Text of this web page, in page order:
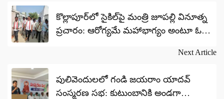
navigation
కొల్లాపూర్‌లో సైకిల్‌పై మంత్రి జూపల్లి వినూత్న
ప్రచారం: ఆరోగ్యమే మహాభాగ్యం అంటూ ఓట్ల
Next Article
పులివెందులలో గండి జయరాం యాదవ్
సంస్మరణ సభ: కుటుంబానికి అండగా